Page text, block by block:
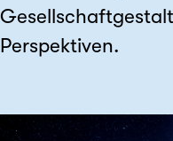
Perspektiven.